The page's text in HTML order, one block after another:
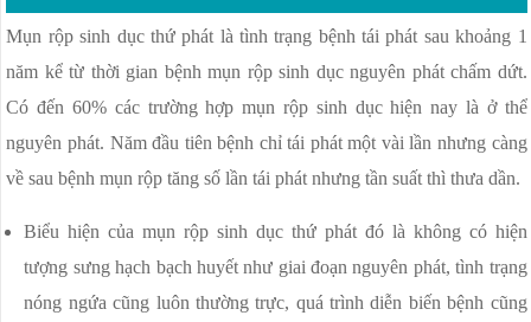
Mụn rộp sinh dục thứ phát là tình trạng bệnh tái phát sau khoảng 1
năm kể từ thời gian bệnh mụn rộp sinh dục nguyên phát chấm dứt.
Có đến 60% các trường hợp mụn rộp sinh dục hiện nay là ở thể
nguyên phát. Năm đầu tiên bệnh chỉ tái phát một vài lần nhưng càng
về sau bệnh mụn rộp tăng số lần tái phát nhưng tần suất thì thưa dần.
Biểu hiện của mụn rộp sinh dục thứ phát đó là không có hiện
tượng sưng hạch bạch huyết như giai đoạn nguyên phát, tình trạng
nóng ngứa cũng luôn thường trực, quá trình diễn biến bệnh cũng